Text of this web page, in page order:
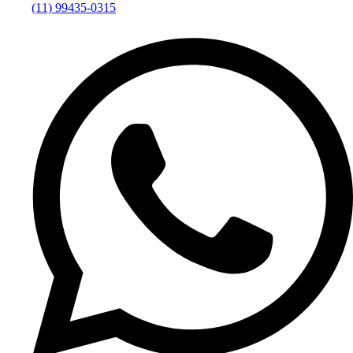
(11) 99435-0315